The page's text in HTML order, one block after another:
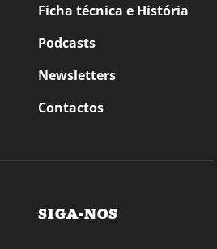
Ficha técnica e História
Podcasts
Newsletters
Contactos
SIGA-NOS